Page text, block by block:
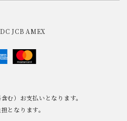
JCB AMEX
む）お支払いとなります。
となります。